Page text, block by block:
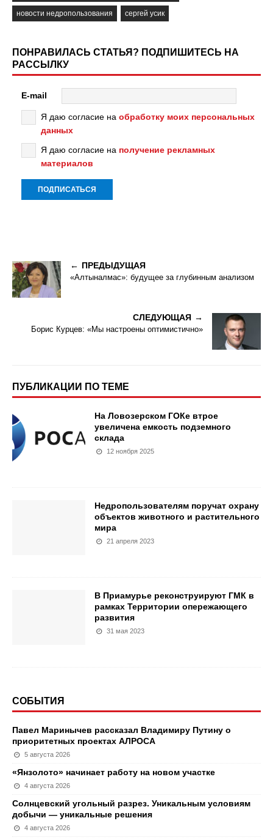
новости недропользования сергей усик
ПОНРАВИЛАСЬ СТАТЬЯ? ПОДПИШИТЕСЬ НА
РАССЫЛКУ
E-mail
Я даю согласие на обработку моих персональных
данных
Я даю согласие на получение рекламных
материалов
ПРЕДЫДУЩАЯ
«Алтыналмас»: будущее за глубинным анализом
СЛЕДУЮЩАЯ
Борис Курцев: «Мы настроены оптимистично»
ПУБЛИКАЦИИ ПО ТЕМЕ
На Ловозерском ГОКе втрое
увеличена емкость подземного
склада
12 ноября 2025
Недропользователям поручат охрану
объектов животного и растительного
мира
21 апреля 2023
В Приамурье реконструируют ГМК в
рамках Территории опережающего
развития
31 мая 2023
СОБЫТИЯ
Павел Маринычев рассказал Владимиру Путину о
приоритетных проектах АЛРОСА
5 августа 2026
«Янзолото» начинает работу на новом участке
4 августа 2026
Солнцевский угольный разрез. Уникальным условиям
добычи — уникальные решения
4 августа 2026